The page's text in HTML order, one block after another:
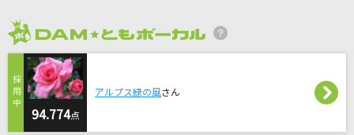
空音
Let It Go～ありのままで～
松たか子
94.774点
アルプス緑の風さん